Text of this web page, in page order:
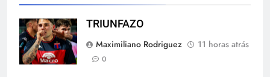
TRIUNFAZO
Maximiliano Rodriguez
11 horas atrás
0